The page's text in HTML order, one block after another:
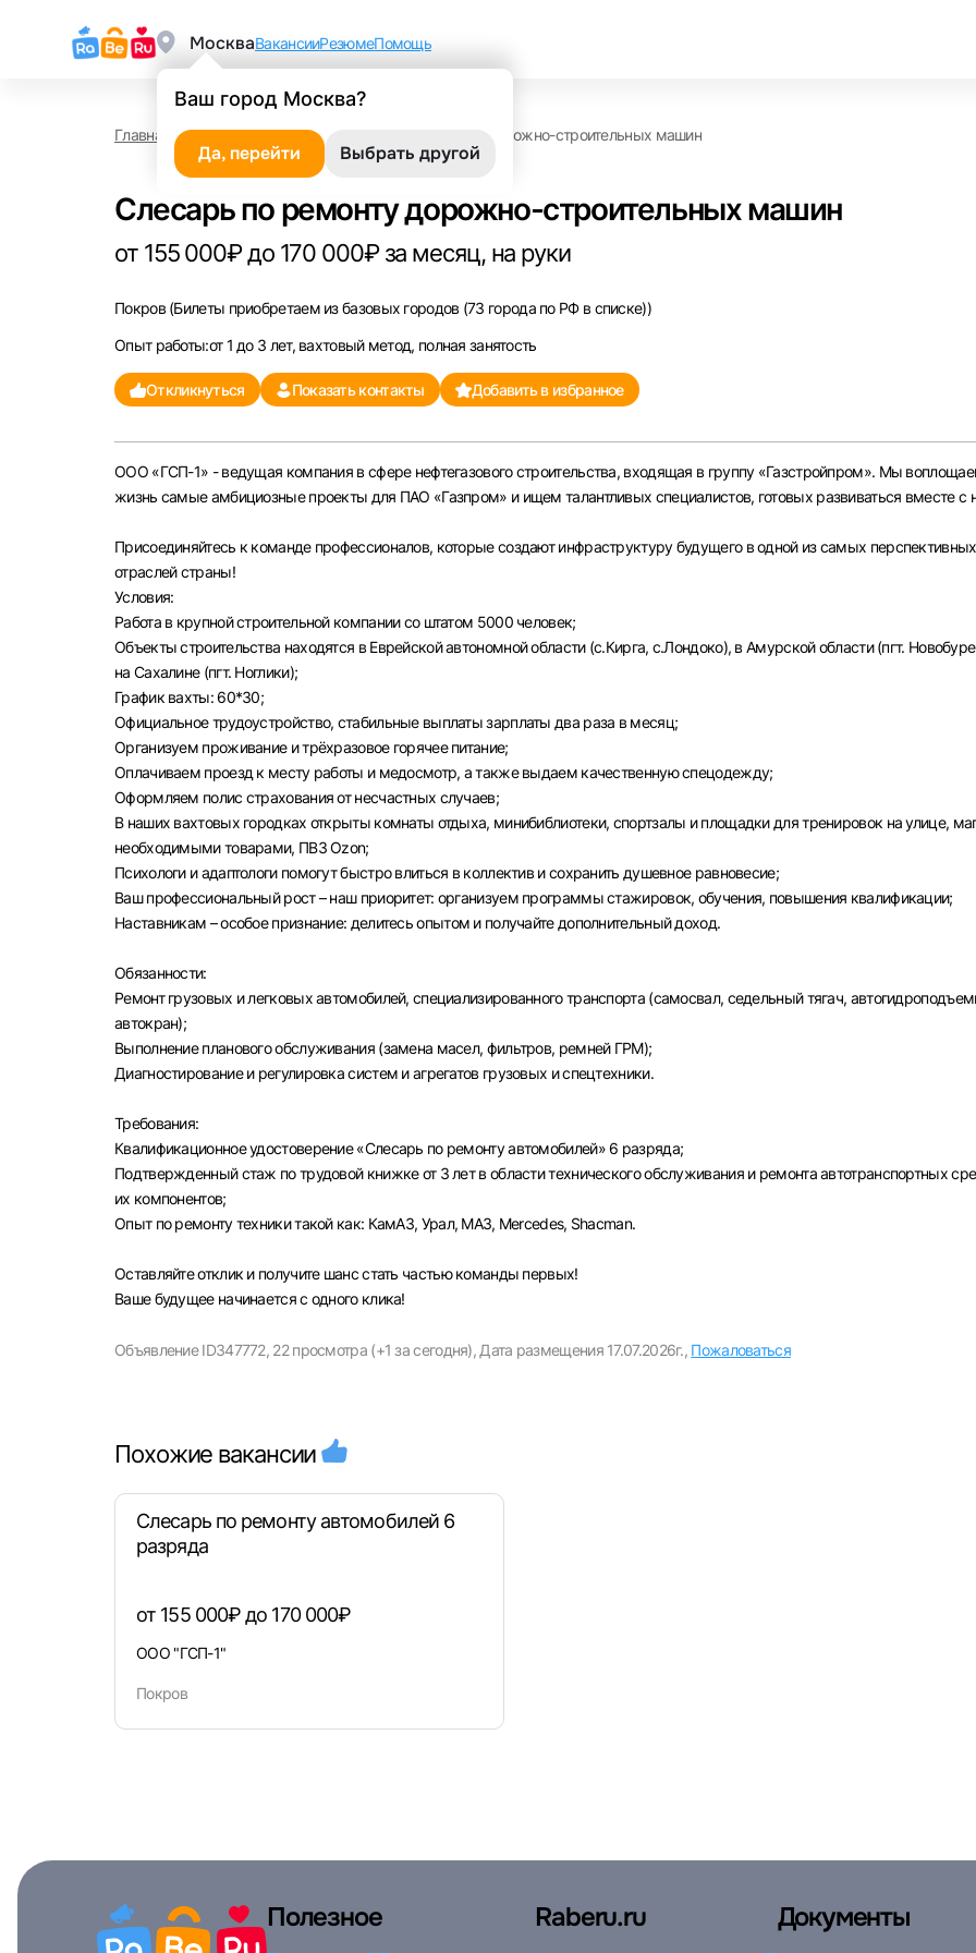
Москва
Ваш город Москва?
Да, перейти Выбрать другой
ВакансииРезюмеПомощь
Казань
Челябинск Пермь
Ульяновск
Курган Уфа
Войдите в личный кабинет, чтобы просматривать
E-mail или Телефон
Пароль
Главная Работа в Покрове Слесарь по ремонту дорожно-строительных машин
Слесарь по ремонту дорожно-строительных машин
от 155 000₽ до 170 000₽ за месяц, на руки
Покров (Билеты приобретаем из базовых городов (73 города по РФ в списке))
Опыт работы:от 1 до 3 лет, вахтовый метод, полная занятость
Откликнуться Показать контакты Добавить в избранное
ООО «ГСП-1» - ведущая компания в сфере нефтегазового строительства, входящая в группу «Газстройпром». Мы
жизнь самые амбициозные проекты для ПАО «Газпром» и ищем талантливых специалистов, готовых развиваться вместе с
Присоединяйтесь к команде профессионалов, которые создают инфраструктуру будущего в одной из самых перспективных
отраслей страны!
Условия:
Работа в крупной строительной компании со штатом 5000 человек;
Объекты строительства находятся в Еврейской автономной области (с.Кирга, с.Лондоко), в Амурской области (пгт.
на Сахалине (пгт. Ноглики);
График вахты: 60*30;
Официальное трудоустройство, стабильные выплаты зарплаты два раза в месяц;
Организуем проживание и трёхразовое горячее питание;
Оплачиваем проезд к месту работы и медосмотр, а также выдаем качественную спецодежду;
Оформляем полис страхования от несчастных случаев;
В наших вахтовых городках открыты комнаты отдыха, минибиблиотеки, спортзалы и площадки для тренировок на улице,
необходимыми товарами, ПВЗ Ozon;
Психологи и адаптологи помогут быстро влиться в коллектив и сохранить душевное равновесие;
Ваш профессиональный рост – наш приоритет: организуем программы стажировок, обучения, повышения квалификации;
Наставникам – особое признание: делитесь опытом и получайте дополнительный доход.
Обязанности:
Ремонт грузовых и легковых автомобилей, специализированного транспорта (самосвал, седельный тягач,
автокран);
Выполнение планового обслуживания (замена масел, фильтров, ремней ГРМ);
Диагностирование и регулировка систем и агрегатов грузовых и спецтехники.
Требования:
Квалификационное удостоверение «Слесарь по ремонту автомобилей» 6 разряда;
Подтвержденный стаж по трудовой книжке от 3 лет в области технического обслуживания и ремонта автотранспортных
их компонентов;
Опыт по ремонту техники такой как: КамАЗ, Урал, МАЗ, Mercedes, Shacman.
Оставляйте отклик и получите шанс стать частью команды первых!
Ваше будущее начинается с одного клика!
Объявление ID347772, 22 просмотра (+1 за сегодня), Дата размещения 17.07.2026г., Пожаловаться
Похожие вакансии
Слесарь по ремонту автомобилей 6
разряда
от 155 000₽ до 170 000₽
ООО "ГСП-1"
Покров
Полезное Raberu.ru Документы